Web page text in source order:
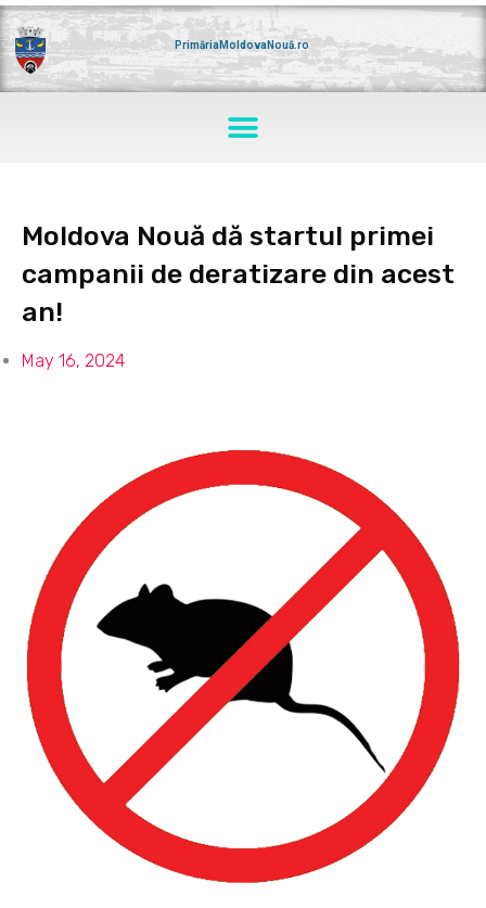
Skip
to
content
PrimăriaMoldovaNouă.ro
Menu
Moldova Nouă dă startul primei
campanii de deratizare din acest
an!
May 16, 2024